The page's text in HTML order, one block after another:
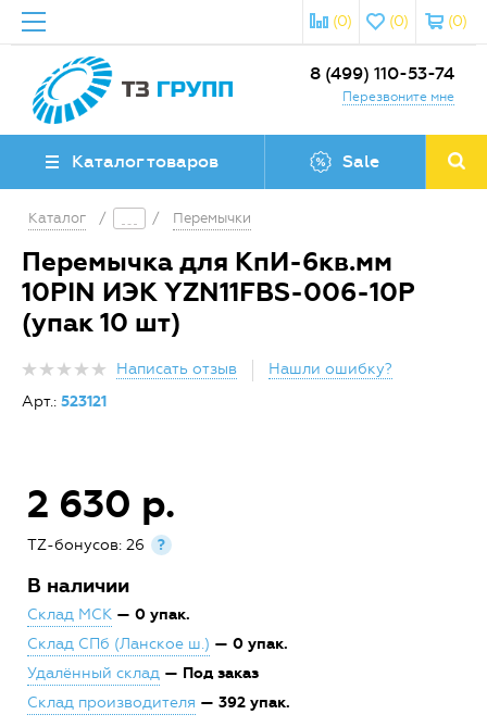
(0)
(0)
(0)
8 (499) 110-53-74
Перезвоните мне
Каталог товаров Sale
Каталог / / Перемычки
Перемычка для КпИ-6кв.мм
10PIN ИЭК YZN11FBS-006-10P
(упак 10 шт)
Написать отзыв
Нашли ошибку?
Арт.: 523121
2 630 р.
TZ-бонусов: 26 ?
В наличии
Склад МСК — 0 упак.
Склад СПб (Ланское ш.) — 0 упак.
Удалённый склад — Под заказ
Склад производителя — 392 упак.